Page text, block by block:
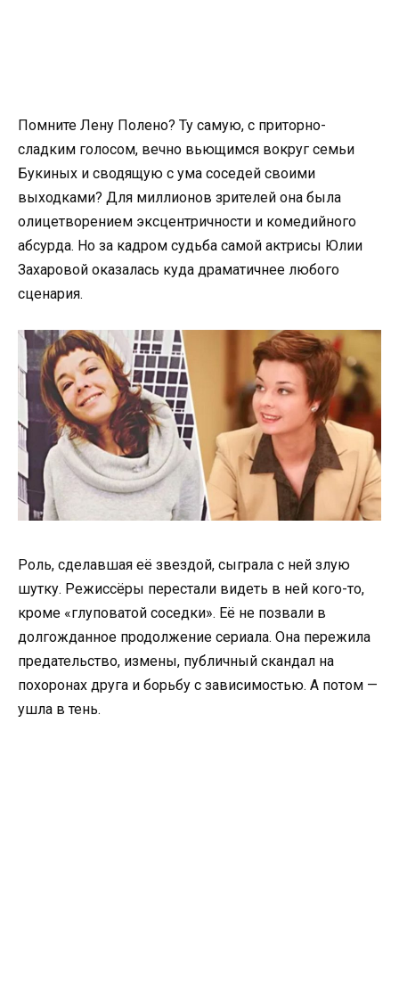
Помните Лену Полено? Ту самую, с приторно-
сладким голосом, вечно вьющимся вокруг семьи
Букиных и сводящую с ума соседей своими
выходками? Для миллионов зрителей она была
олицетворением эксцентричности и комедийного
абсурда. Но за кадром судьба самой актрисы Юлии
Захаровой оказалась куда драматичнее любого
сценария.
Роль, сделавшая её звездой, сыграла с ней злую
шутку. Режиссёры перестали видеть в ней кого-то,
кроме «глуповатой соседки». Её не позвали в
долгожданное продолжение сериала. Она пережила
предательство, измены, публичный скандал на
похоронах друга и борьбу с зависимостью. А потом —
ушла в тень.